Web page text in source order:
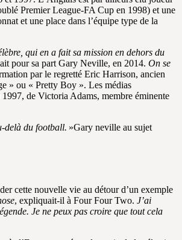
Premier League-FA Cup en 1998) et une
et une place dans l’équipe type de la
qui en a fait sa mission en dehors du
pour sa part Gary Neville, en 2014. On se
par le regretté Eric Harrison, ancien
» ou « Pretty Boy ». Les médias
de Victoria Adams, membre éminente
delà du football. »Gary neville au sujet
cette nouvelle vie au détour d’un exemple
, expliquait-il à Four Four Two. J’ai
Je ne peux pas croire que tout cela